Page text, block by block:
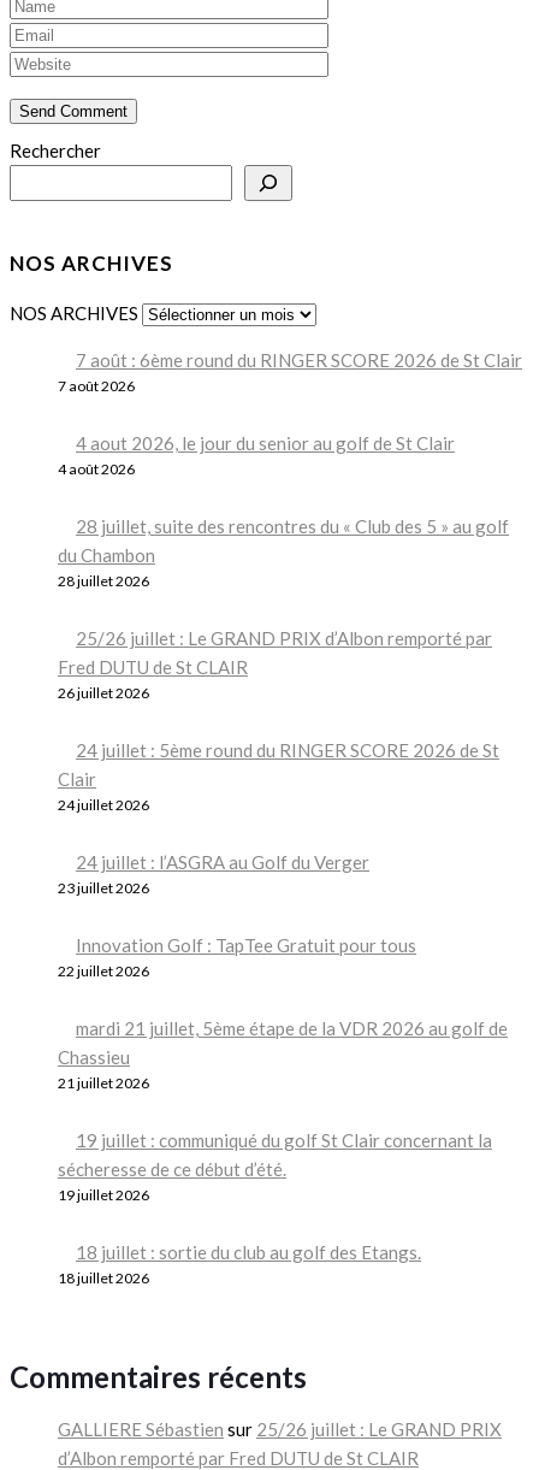
Rechercher
NOS ARCHIVES
NOS ARCHIVES
7 août : 6ème round du RINGER SCORE 2026 de St Clair
7 août 2026
4 aout 2026, le jour du senior au golf de St Clair
4 août 2026
28 juillet, suite des rencontres du « Club des 5 » au golf
du Chambon
28 juillet 2026
25/26 juillet : Le GRAND PRIX d’Albon remporté par
Fred DUTU de St CLAIR
26 juillet 2026
24 juillet : 5ème round du RINGER SCORE 2026 de St
Clair
24 juillet 2026
24 juillet : l’ASGRA au Golf du Verger
23 juillet 2026
Innovation Golf : TapTee Gratuit pour tous
22 juillet 2026
mardi 21 juillet, 5ème étape de la VDR 2026 au golf de
Chassieu
21 juillet 2026
19 juillet : communiqué du golf St Clair concernant la
sécheresse de ce début d’été.
19 juillet 2026
18 juillet : sortie du club au golf des Etangs.
18 juillet 2026
Commentaires récents
GALLIERE Sébastien sur 25/26 juillet : Le GRAND PRIX
d’Albon remporté par Fred DUTU de St CLAIR